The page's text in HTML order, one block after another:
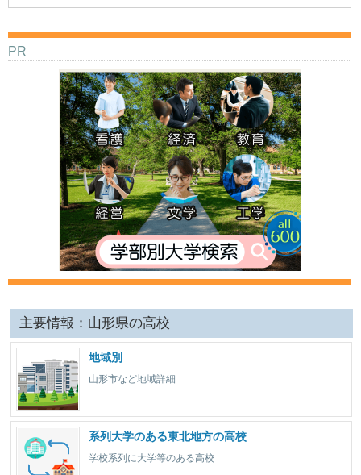
PR
主要情報：山形県の高校
地域別
山形市など地域詳細
系列大学のある東北地方の高校
学校系列に大学等のある高校